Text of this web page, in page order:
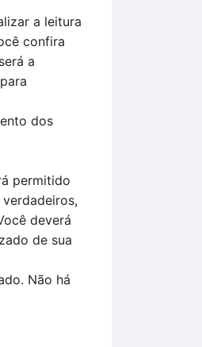
a leitura
confira
a
dos
permitido
deverá
de sua
Não há